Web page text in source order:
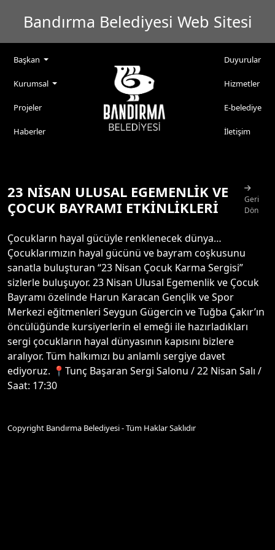
Bandırma Belediyesi Web Sitesi
Başkan
Kurumsal
Projeler
Haberler
Duyurular
Hizmetler
E-belediye
İletişim
23 NİSAN ULUSAL EGEMENLİK VE
ÇOCUK BAYRAMI ETKİNLİKLERİ
Geri
Dön
Çocukların hayal gücüyle renklenecek dünya…
Çocuklarımızın hayal gücünü ve bayram coşkusunu
sanatla buluşturan “23 Nisan Çocuk Karma Sergisi”
sizlerle buluşuyor. 23 Nisan Ulusal Egemenlik ve Çocuk
Bayramı özelinde Harun Karacan Gençlik ve Spor
Merkezi eğitmenleri Seygun Gügercin ve Tuğba Çakır’ın
öncülüğünde kursiyerlerin el emeği ile hazırladıkları
sergi çocukların hayal dünyasının kapısını bizlere
aralıyor. Tüm halkımızı bu anlamlı sergiye davet
ediyoruz. 📍Tunç Başaran Sergi Salonu / 22 Nisan Salı /
Saat: 17:30
Copyright Bandırma Belediyesi - Tüm Haklar Saklıdır